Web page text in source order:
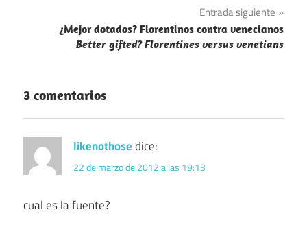
Entrada siguiente
¿Mejor dotados? Florentinos contra venecianos
Better gifted? Florentines versus venetians
3 comentarios
likenothosedice:
22 de marzo de 2012 a las 19:13
cual es la fuente?